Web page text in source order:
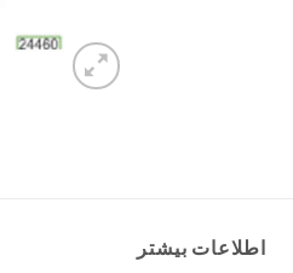
اطلاعات بیشتر